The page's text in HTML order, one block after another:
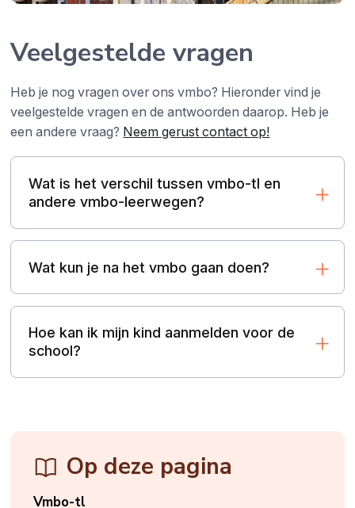
Veelgestelde vragen
Heb je nog vragen over ons vmbo? Hieronder vind je
veelgestelde vragen en de antwoorden daarop. Heb je
een andere vraag? Neem gerust contact op!
Wat is het verschil tussen vmbo-tl en
andere vmbo-leerwegen?
Wat kun je na het vmbo gaan doen?
Hoe kan ik mijn kind aanmelden voor de
school?
Op deze pagina
Vmbo-tl